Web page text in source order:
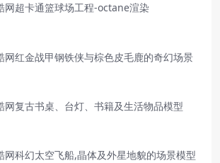
网超卡通篮球场工程-octane渲染
网红金战甲钢铁侠与棕色皮毛鹿的奇幻场景
网复古书桌、台灯、书籍及生活物品模型
网科幻太空飞船,晶体及外星地貌的场景模型